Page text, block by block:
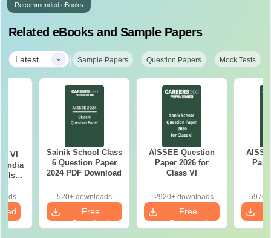
Recommended eBooks
Related eBooks and Sample Papers
Latest | Sample Papers Question Papers Mock Tests
VI
India
Sainik School Class
6 Question Paper
2024 PDF Download
520+ downloads
Free
Download
AISSEE Question
Paper 2026 for
Class VI
12920+ downloads
Free
Download